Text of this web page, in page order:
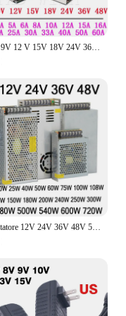
3V 5V 9V 12 V 15V 18V 24V 36V alimentatore 1A 2A 3A 5A 6A 8A 10A 20A 50A alimentatore Switching 12 V Volt 220V a 12 V AC-DC SMPS
Alimentatore 12V 24V 36V 48V 5V DC SMPS 1A 2A 3A 5A 10A 110V AC 220V a 12Volt 48V 36V 10W 200W 300W 400W 500 alimentatore W 600W